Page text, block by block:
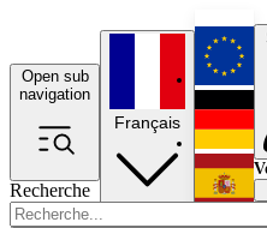
Open sub
navigation
Recherche
Français